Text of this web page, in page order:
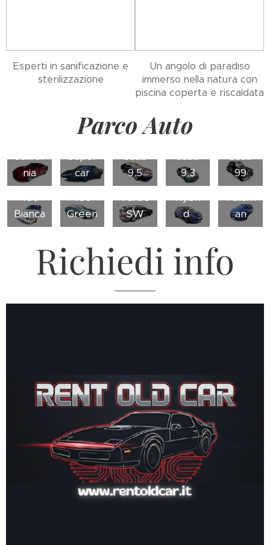
Esperti in sanificazione e
sterilizzazione
Un angolo di paradiso
immerso nella natura con
piscina coperta e riscaldata
Parco Auto
Califor
nia
Super
car
Saab
9.5
Saab
9.3
Saab
99
Volvo
480
Bianca
Volvo
480
Green
Saab
9.5
Turbo
SW
Renau
Captu
r
Hybri
d
Renau
lt
Talism
an
Richiedi info